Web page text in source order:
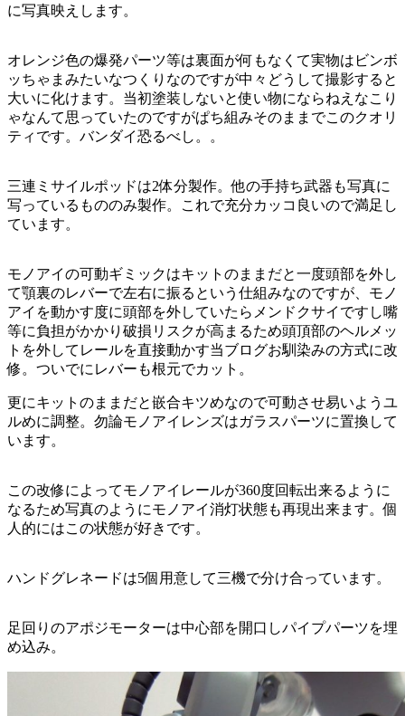
に写真映えします。
オレンジ色の爆発パーツ等は裏面が何もなくて実物はビンボ
ッちゃまみたいなつくりなのですが中々どうして撮影すると
大いに化けます。当初塗装しないと使い物にならねえなこり
ゃなんて思っていたのですがぱち組みそのままでこのクオリ
ティです。バンダイ恐るべし。。
三連ミサイルポッドは2体分製作。他の手持ち武器も写真に
写っているもののみ製作。これで充分カッコ良いので満足し
ています。
モノアイの可動ギミックはキットのままだと一度頭部を外し
て顎裏のレバーで左右に振るという仕組みなのですが、モノ
アイを動かす度に頭部を外していたらメンドクサイですし嘴
等に負担がかかり破損リスクが高まるため頭頂部のヘルメッ
トを外してレールを直接動かす当ブログお馴染みの方式に改
修。ついでにレバーも根元でカット。
更にキットのままだと嵌合キツめなので可動させ易いようユ
ルめに調整。勿論モノアイレンズはガラスパーツに置換して
います。
この改修によってモノアイレールが360度回転出来るように
なるため写真のようにモノアイ消灯状態も再現出来ます。個
人的にはこの状態が好きです。
ハンドグレネードは5個用意して三機で分け合っています。
足回りのアポジモーターは中心部を開口しパイプパーツを埋
め込み。